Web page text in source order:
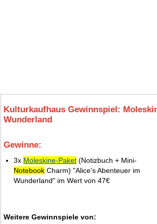
Kulturkaufhaus Gewinnspiel:
Wunderland
Gewinne:
3x Moleskine-Paket (Notizbuch + Mini-
Notebook Charm) "Alice's Abenteuer im
Wunderland" im Wert von 47€
Weitere Gewinnspiele von: